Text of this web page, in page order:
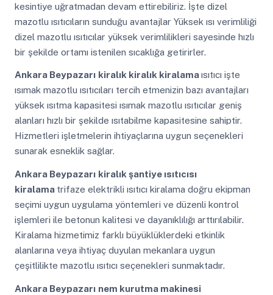
kesintiye uğratmadan devam ettirebiliriz. İşte dizel
mazotlu ısıtıcıların sunduğu avantajlar Yüksek ısı verimliliği
dizel mazotlu ısıtıcılar yüksek verimlilikleri sayesinde hızlı
bir şekilde ortamı istenilen sıcaklığa getirirler.
Ankara Beypazarı kiralık kiralık kiralamaısıtıcı işte
ısımak mazotlu ısıtıcıları tercih etmenizin bazı avantajları
yüksek ısıtma kapasitesi ısımak mazotlu ısıtıcılar geniş
alanları hızlı bir şekilde ısıtabilme kapasitesine sahiptir.
Hizmetleri işletmelerin ihtiyaçlarına uygun seçenekleri
sunarak esneklik sağlar.
Ankara Beypazarı kiralık şantiye ısıtıcısı
kiralama trifaze elektrikli ısıtıcı kiralama doğru ekipman
seçimi uygun uygulama yöntemleri ve düzenli kontrol
işlemleri ile betonun kalitesi ve dayanıklılığı arttırılabilir.
Kiralama hizmetimiz farklı büyüklüklerdeki etkinlik
alanlarına veya ihtiyaç duyulan mekanlara uygun
çeşitlilikte mazotlu ısıtıcı seçenekleri sunmaktadır.
Ankara Beypazarı nem kurutma makinesi